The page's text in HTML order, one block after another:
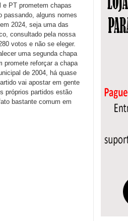
PT prometem chapas
passando, alguns nomes
2024, seja uma das
consultado pela nossa
votos e não se eleger.
uma segunda chapa
promete reforçar a chapa
de 2004, há quase
vai apostar em gente
próprios partidos estão
bastante comum em